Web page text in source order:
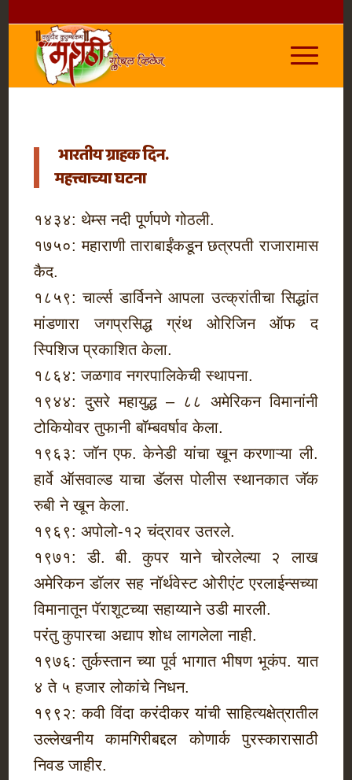
भारतीय ग्राहक दिन.
महत्त्वाच्या घटना
१४३४: थेम्स नदी पूर्णपणे गोठली.
१७५०: महाराणी ताराबाईंकडून छत्रपती राजारामास
कैद.
१८५९: चार्ल्स डार्विनने आपला उत्क्रांतीचा सिद्धांत
मांडणारा जगप्रसिद्ध ग्रंथ ओरिजिन ऑफ द
स्पिशिज प्रकाशित केला.
१८६४: जळगाव नगरपालिकेची स्थापना.
१९४४: दुसरे महायुद्ध – ८८ अमेरिकन विमानांनी
टोकियोवर तुफानी बॉम्बवर्षाव केला.
१९६३: जॉन एफ. केनेडी यांचा खून करणाऱ्या ली.
हार्वे ऑसवाल्ड याचा डॅलस पोलीस स्थानकात जॅक
रुबी ने खून केला.
१९६९: अपोलो-१२ चंद्रावर उतरले.
१९७१: डी. बी. कुपर याने चोरलेल्या २ लाख
अमेरिकन डॉलर सह नॉर्थवेस्ट ओरीएंट एरलाईन्सच्या
विमानातून पॅराशूटच्या सहाय्याने उडी मारली.
परंतु कुपारचा अद्याप शोध लागलेला नाही.
१९७६: तुर्कस्तान च्या पूर्व भागात भीषण भूकंप. यात
४ ते ५ हजार लोकांचे निधन.
१९९२: कवी विंदा करंदीकर यांची साहित्यक्षेत्रातील
उल्लेखनीय कामगिरीबद्दल कोणार्क पुरस्कारासाठी
निवड जाहीर.